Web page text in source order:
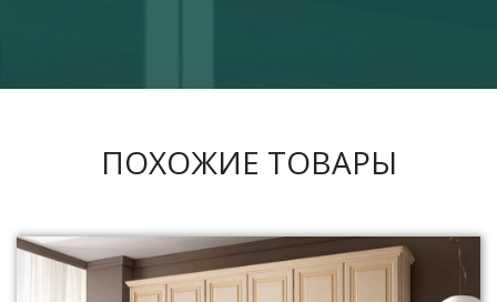
ПОХОЖИЕ ТОВАРЫ